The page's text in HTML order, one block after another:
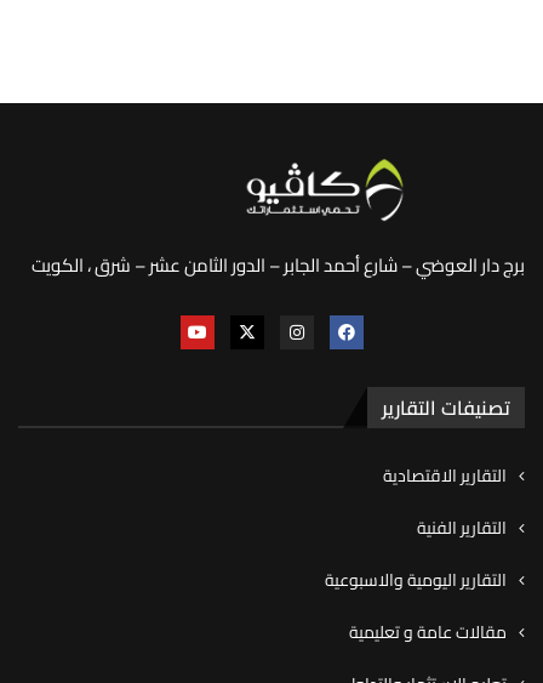
برج دار العوضي – شارع أحمد الجابر – الدور الثامن عشر – شرق ، الكويت
تصنيفات التقارير
التقارير الاقتصادية
التقارير الفنية
التقارير اليومية والاسبوعية
مقالات عامة و تعليمية